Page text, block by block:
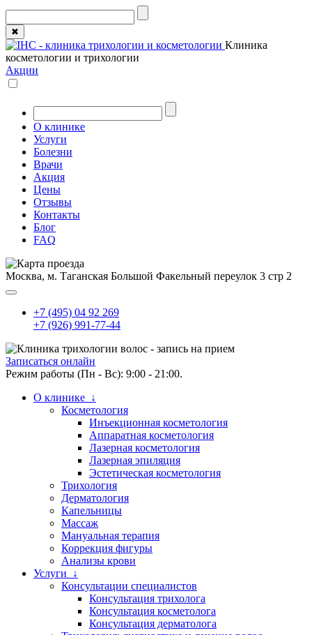
✖
Клиника
косметологии и трихологии
Акции
О клинике
Услуги
Болезни
Врачи
Акция
Цены
Отзывы
Контакты
Блог
FAQ
Москва, м. Таганская Большой Факельный переулок 3 стр 2
+7 (495) 04 92 269
+7 (926) 991-77-44
Записаться онлайн
Режим работы (Пн - Вс): 9:00 - 21:00.
О клинике ↓
Косметология
Инъекционная косметология
Аппаратная косметология
Лазерная косметология
Лазерная эпиляция
Эстетическая косметология
Трихология
Дерматология
Капельницы
Массаж
Мануальная терапия
Коррекция фигуры
Анализы крови
Услуги ↓
Консультации специалистов
Консультация трихолога
Консультация косметолога
Консультация дерматолога